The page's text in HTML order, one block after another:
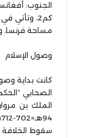
كم2،
مساحة
وصول الإسلام
كانت بداية
الصحابي
سقوط